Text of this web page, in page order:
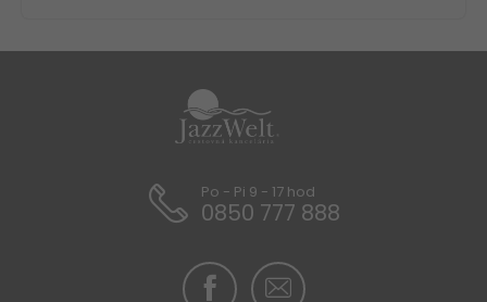
Po - Pi 9 - 17 hod
0850 777 888